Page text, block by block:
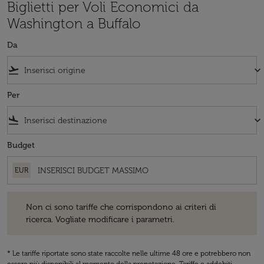
Biglietti per Voli Economici da
Washington a Buffalo
Da
flight_takeoff keyboard_arrow_down
Per
flight_land keyboard_arrow_down
Budget
EUR
Non ci sono tariffe che corrispondono ai criteri di
ricerca. Vogliate modificare i parametri.
* Le tariffe riportate sono state raccolte nelle ultime 48 ore e potrebbero non